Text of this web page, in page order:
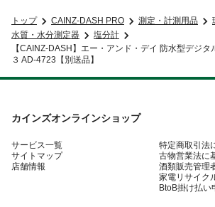
トップ CAINZ-DASH PRO 測定・計測用品
水質・水分測定器
塩分計
【CAINZ-DASH】エー・アンド・デイ 防水型デジ
３ AD-4723【別送品】
カインズオンラインショップ
サービス一覧
サイトマップ
店舗情報
特定商取引法
古物営業法に
酒類販売管理
家電リサイク
BtoB掛け払い